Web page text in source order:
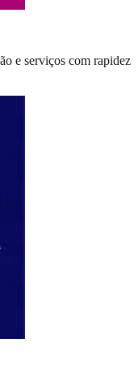
e serviços com rapidez